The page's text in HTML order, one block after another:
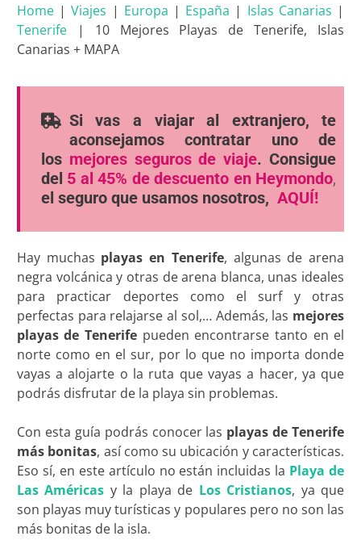
Home|Viajes | Europa | España | Islas Canarias |
Tenerife| 10 Mejores Playas de Tenerife, Islas
Canarias + MAPA
Si vas a viajar al extranjero, te
aconsejamos contratar uno de
los mejores seguros de viaje. Consigue
del 5 al 45% de descuento en Heymondo,
el seguro que usamos nosotros, AQUÍ!
Hay muchas playas en Tenerife, algunas de arena
negra volcánica y otras de arena blanca, unas ideales
para practicar deportes como el surf y otras
perfectas para relajarse al sol,… Además, las mejores
playas de Tenerife pueden encontrarse tanto en el
norte como en el sur, por lo que no importa donde
vayas a alojarte o la ruta que vayas a hacer, ya que
podrás disfrutar de la playa sin problemas.
Con esta guía podrás conocer las playas de Tenerife
más bonitas, así como su ubicación y características.
Eso sí, en este artículo no están incluidas la Playa de
Las Américas y la playa de Los Cristianos, ya que
son playas muy turísticas y populares pero no son las
más bonitas de la isla.